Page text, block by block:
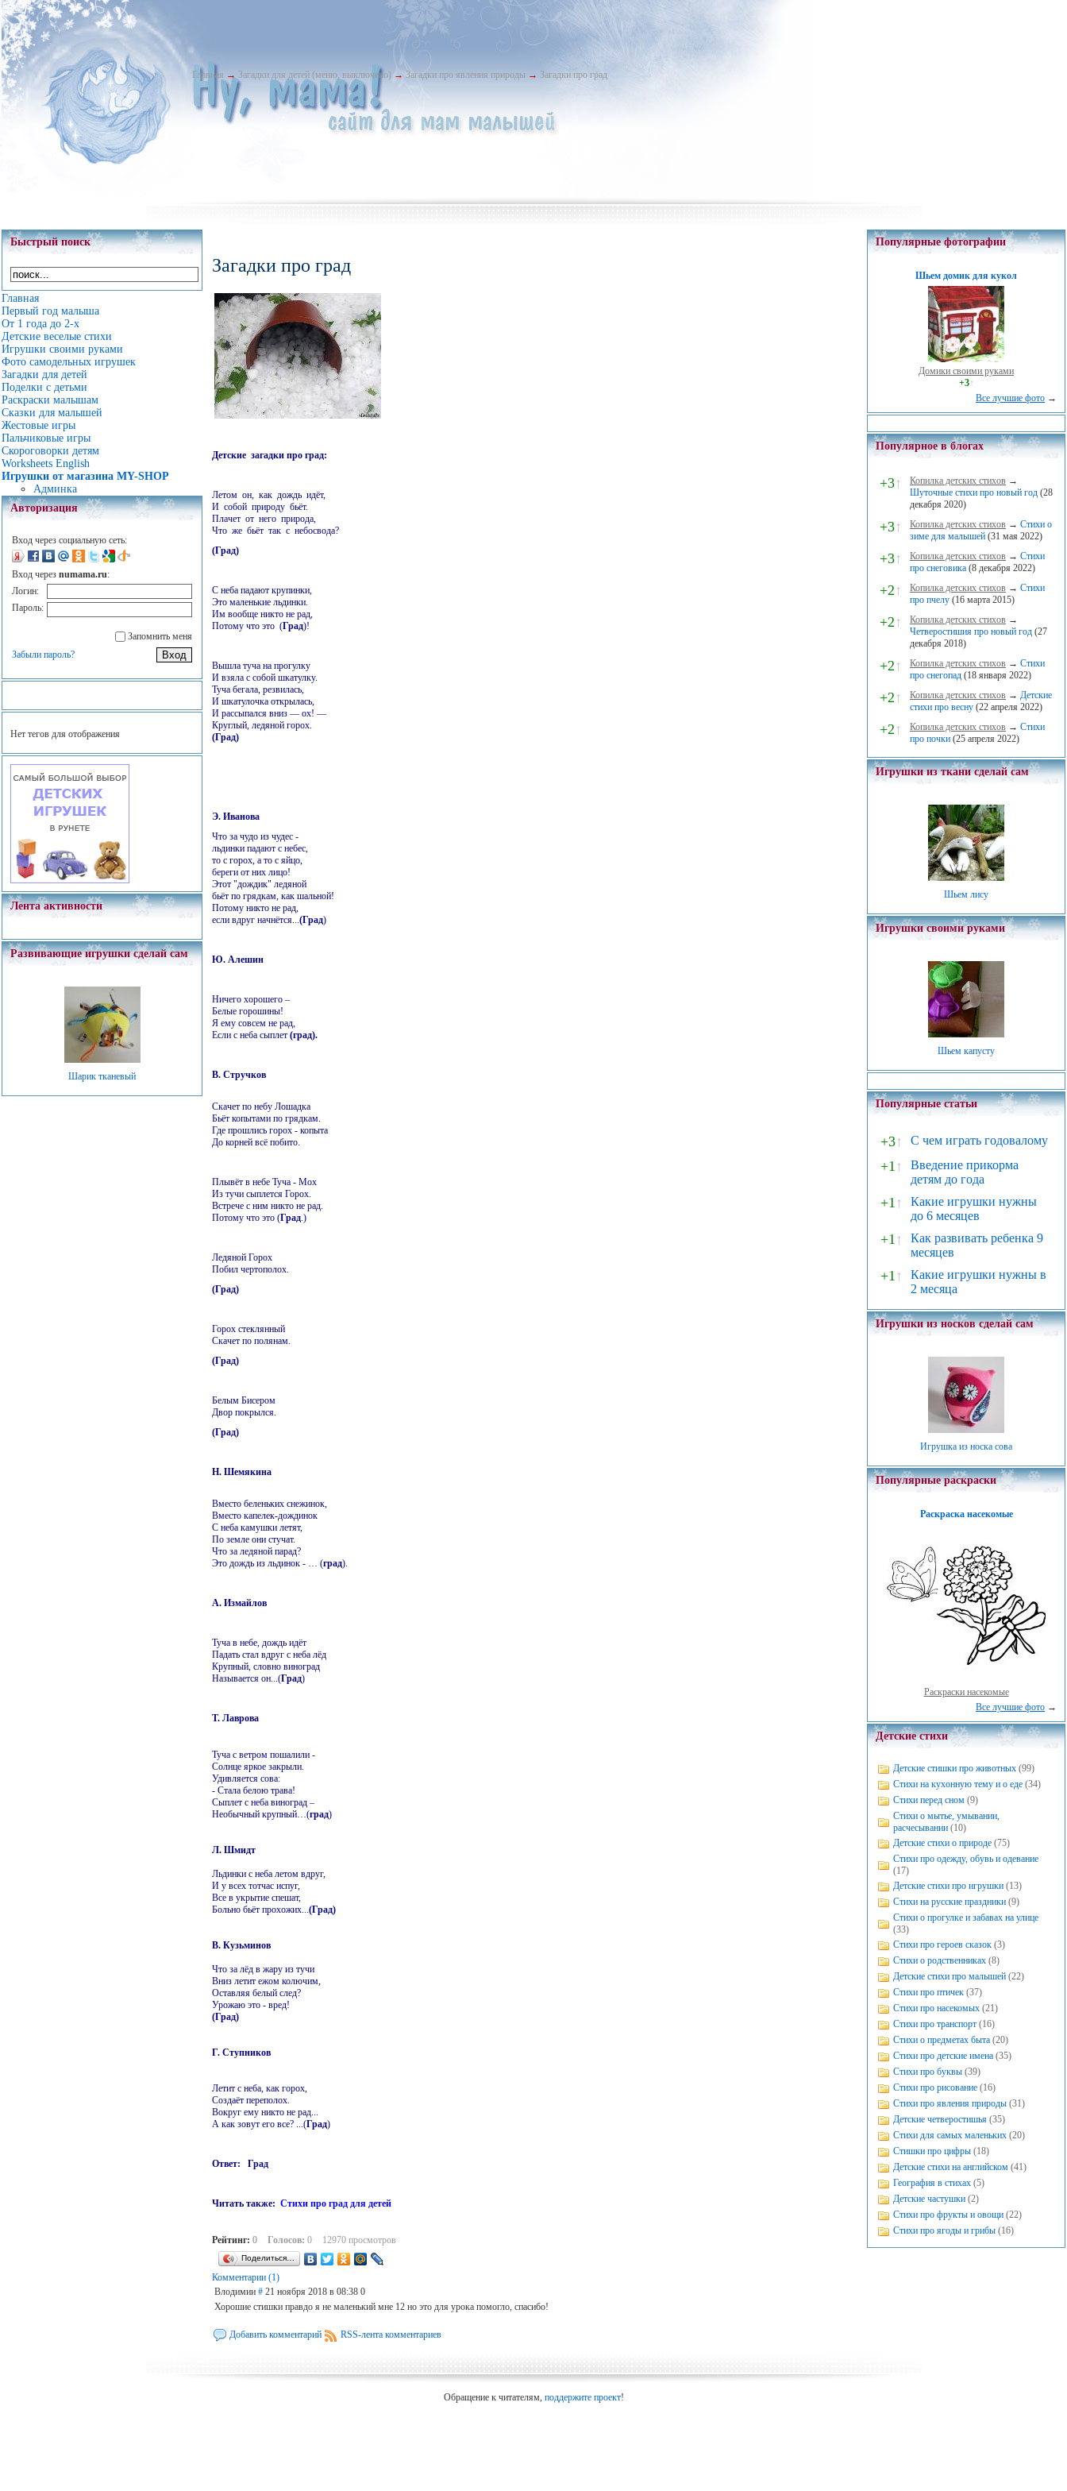
Главная → Загадки для детей (меню, выключено) → Загадки про явления природы → Загадки про град
Быстрый поиск
Главная
Первый год малыша
От 1 года до 2-х
Детские веселые стихи
Игрушки своими руками
Фото самодельных игрушек
Загадки для детей
Поделки с детьми
Раскраски малышам
Сказки для малышей
Жестовые игры
Пальчиковые игры
Скороговорки детям
Worksheets English
Игрушки от магазина MY-SHOP
Админка
Авторизация
Вход через социальную сеть:
Вход через numama.ru:
Логин:
Пароль:
Запомнить меня
Забыли пароль?
Нет тегов для отображения
Лента активности
Развивающие игрушки сделай сам
Шарик тканевый
Загадки про град
Детские загадки про град:
Летом он, как дождь идёт,
И собой природу бьёт.
Плачет от него природа,
Что же бьёт так с небосвода?
(Град)
С неба падают крупинки,
Это маленькие льдинки.
Им вообще никто не рад,
Потому что это (Град)!
Вышла туча на прогулку
И взяла с собой шкатулку.
Туча бегала, резвилась,
И шкатулочка открылась,
И рассыпался вниз — ох! —
Круглый, ледяной горох.
(Град)
Э. Иванова
Что за чудо из чудес -
льдинки падают с небес,
то с горох, а то с яйцо,
береги от них лицо!
Этот "дождик" ледяной
бьёт по грядкам, как шальной!
Потому никто не рад,
если вдруг начнётся...(Град)
Ю. Алешин
Ничего хорошего –
Белые горошины!
Я ему совсем не рад,
Если с неба сыплет(град).
В. Стручков
Скачет по небу Лошадка
Бьёт копытами по грядкам.
Где прошлись горох - копыта
До корней всё побито.
Плывёт в небе Туча - Мох
Из тучи сыплется Горох.
Встрече с ним никто не рад.
Потому что это (Град.)
Ледяной Горох
Побил чертополох.
(Град)
Горох стеклянный
Скачет по полянам.
(Град)
Белым Бисером
Двор покрылся.
(Град)
Н. Шемякина
Вместо беленьких снежинок,
Вместо капелек-дождинок
С неба камушки летят,
По земле они стучат.
Что за ледяной парад?
Это дождь из льдинок - … (град).
А. Измайлов
Туча в небе, дождь идёт
Падать стал вдруг с неба лёд
Крупный, словно виноград
Называется он...(Град)
Т. Лаврова
Туча с ветром пошалили -
Солнце яркое закрыли.
Удивляется сова:
- Стала белою трава!
Сыплет с неба виноград –
Необычный крупный…(град)
Л. Шмидт
Льдинки с неба летом вдруг,
И у всех тотчас испуг,
Все в укрытие спешат,
Больно бьёт прохожих...(Град)
В. Кузьминов
Что за лёд в жару из тучи
Вниз летит ежом колючим,
Оставляя белый след?
Урожаю это - вред!
(Град)
Г. Ступников
Летит с неба, как горох,
Создаёт переполох.
Вокруг ему никто не рад...
А как зовут его все? ...(Град)
Ответ: Град
Читать также:Стихи про град для детей
Рейтинг:0 Голосов: 0 12970 просмотров
Поделиться…
Комментарии (1)
Влодимии# 21 ноября 2018 в 08:38 0
Хорошие стишки правдо я не маленький мне 12 но это для урока помогло, спасибо!
Добавить комментарий RSS-лента комментариев
Популярные фотографии
Шьем домик для кукол
Домики своими руками
+3↑
Все лучшие фото →
Популярное в блогах
+3↑ Копилка детских стихов →
Шуточные стихи про новый год (28
декабря 2020)
+3↑ Копилка детских стихов → Стихи о
зиме для малышей (31 мая 2022)
+3↑ Копилка детских стихов → Стихи
про снеговика (8 декабря 2022)
+2↑ Копилка детских стихов → Стихи
про пчелу (16 марта 2015)
+2↑ Копилка детских стихов →
Четверостишия про новый год (27
декабря 2018)
+2↑ Копилка детских стихов → Стихи
про снегопад (18 января 2022)
+2↑ Копилка детских стихов → Детские
стихи про весну (22 апреля 2022)
+2↑ Копилка детских стихов → Стихи
про почки (25 апреля 2022)
Игрушки из ткани сделай сам
Шьем лису
Игрушки своими руками
Шьем капусту
Популярные статьи
+3↑ С чем играть годовалому
+1↑
Введение прикорма
детям до года
+1↑
Какие игрушки нужны
до 6 месяцев
+1↑
Как развивать ребенка 9
месяцев
+1↑
Какие игрушки нужны в
2 месяца
Игрушки из носков сделай сам
Игрушка из носка сова
Популярные раскраски
Раскраска насекомые
Раскраски насекомые
Все лучшие фото →
Детские стихи
Детские стишки про животных (99)
Стихи на кухонную тему и о еде (34)
Стихи перед сном (9)
Стихи о мытье, умывании,
расчесывании (10)
Детские стихи о природе (75)
Стихи про одежду, обувь и одевание
(17)
Детские стихи про игрушки (13)
Стихи на русские праздники (9)
Стихи о прогулке и забавах на улице
(33)
Стихи про героев сказок (3)
Стихи о родственниках (8)
Детские стихи про малышей (22)
Стихи про птичек (37)
Стихи про насекомых (21)
Стихи про транспорт (16)
Стихи о предметах быта (20)
Стихи про детские имена (35)
Стихи про буквы (39)
Стихи про рисование (16)
Стихи про явления природы (31)
Детские четверостишья (35)
Стихи для самых маленьких (20)
Стишки про цифры (18)
Детские стихи на английском (41)
География в стихах (5)
Детские частушки (2)
Стихи про фрукты и овощи (22)
Стихи про ягоды и грибы (16)
Обращение к читателям, поддержите проект!